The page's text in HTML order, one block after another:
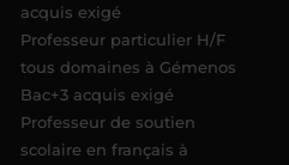
acquis exigé
Professeur particulier H/F
tous domaines à Gémenos
Bac+3 acquis exigé
Professeur de soutien
scolaire en français à